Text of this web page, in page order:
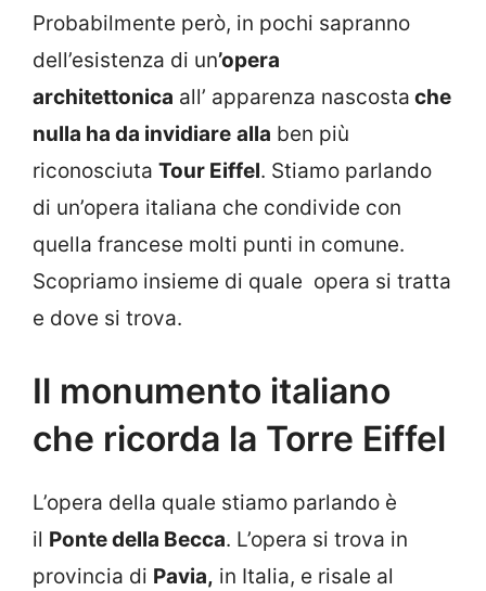
Probabilmente però, in pochi sapranno
dell’esistenza di un’opera
architettonica all’ apparenza nascosta che
nulla ha da invidiare alla ben più
riconosciuta Tour Eiffel. Stiamo parlando
di un’opera italiana che condivide con
quella francese molti punti in comune.
Scopriamo insieme di quale opera si tratta
e dove si trova.
Il monumento italiano
che ricorda la Torre Eiffel
L’opera della quale stiamo parlando è
il Ponte della Becca. L’opera si trova in
provincia di Pavia, in Italia, e risale al